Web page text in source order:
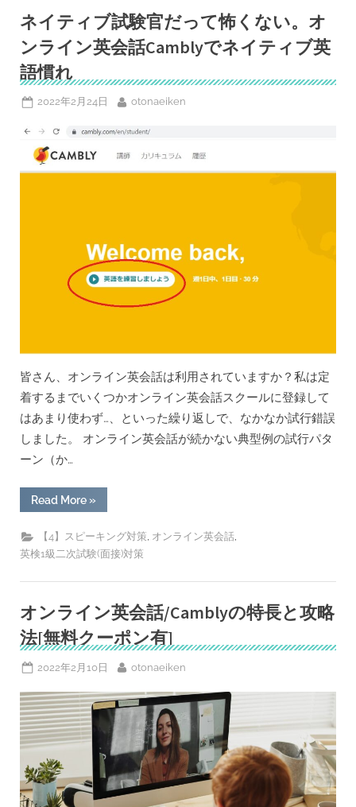
法
誤
り
を
こ
で
に
す
る
か
問
ネイティブ試験官だって怖くない。オ
ンライン英会話Camblyでネイティブ英
語慣れ
Posted
2022年2月24日 By
otonaeiken
皆さん、オンライン英会話は利用されていますか？私は定
着するまでいくつかオンライン英会話スクールに登録して
はあまり使わず…、といった繰り返しで、なかなか試行錯誤
しました。 オンライン英会話が続かない典型例の試行パタ
ーン（か…
Read More“ネ
イ
ィ
試
て
怖
く
な
オ
ラ
イ
ン
英
会
話
Cambly
で
ネ
イ
テ
»
【4】スピーキング対策 オンライン英会話
英検1級二次試験(面接)対策
オンライン英会話/Camblyの特長と攻略
法[無料クーポン有]
Posted
2022年2月10日 By
otonaeiken